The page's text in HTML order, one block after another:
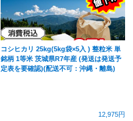
コシヒカリ 25kg(5kg袋×5入 ) 整粒米 単
銘柄 1等米 茨城県R7年産 (発送は発送予
定表を要確認)(配送不可：沖縄・離島)
12,975円